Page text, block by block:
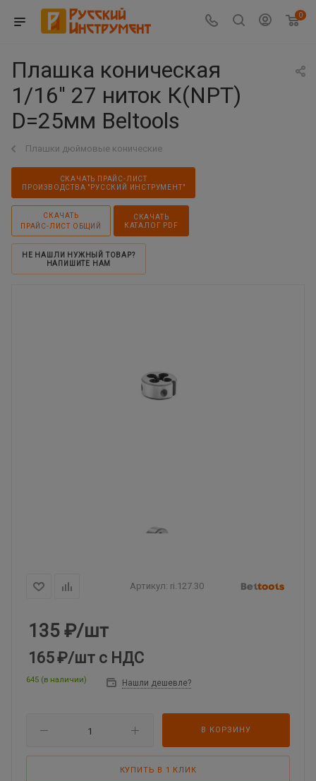
0
Плашка коническая
1/16'' 27 ниток К(NPT)
D=25мм Beltools
Плашки дюймовые конические
СКАЧАТЬ ПРАЙС-ЛИСТ
ПРОИЗВОДСТВА "РУССКИЙ ИНСТРУМЕНТ"
СКАЧАТЬ
ПРАЙС-ЛИСТ ОБЩИЙ
СКАЧАТЬ
КАТАЛОГ PDF
НЕ НАШЛИ НУЖНЫЙ ТОВАР?
НАПИШИТЕ НАМ
Артикул: ri.127.30
135 ₽/шт
165 ₽/шт с НДС
645 (в наличии) Нашли дешевле?
В КОРЗИНУ
КУПИТЬ В 1 КЛИК